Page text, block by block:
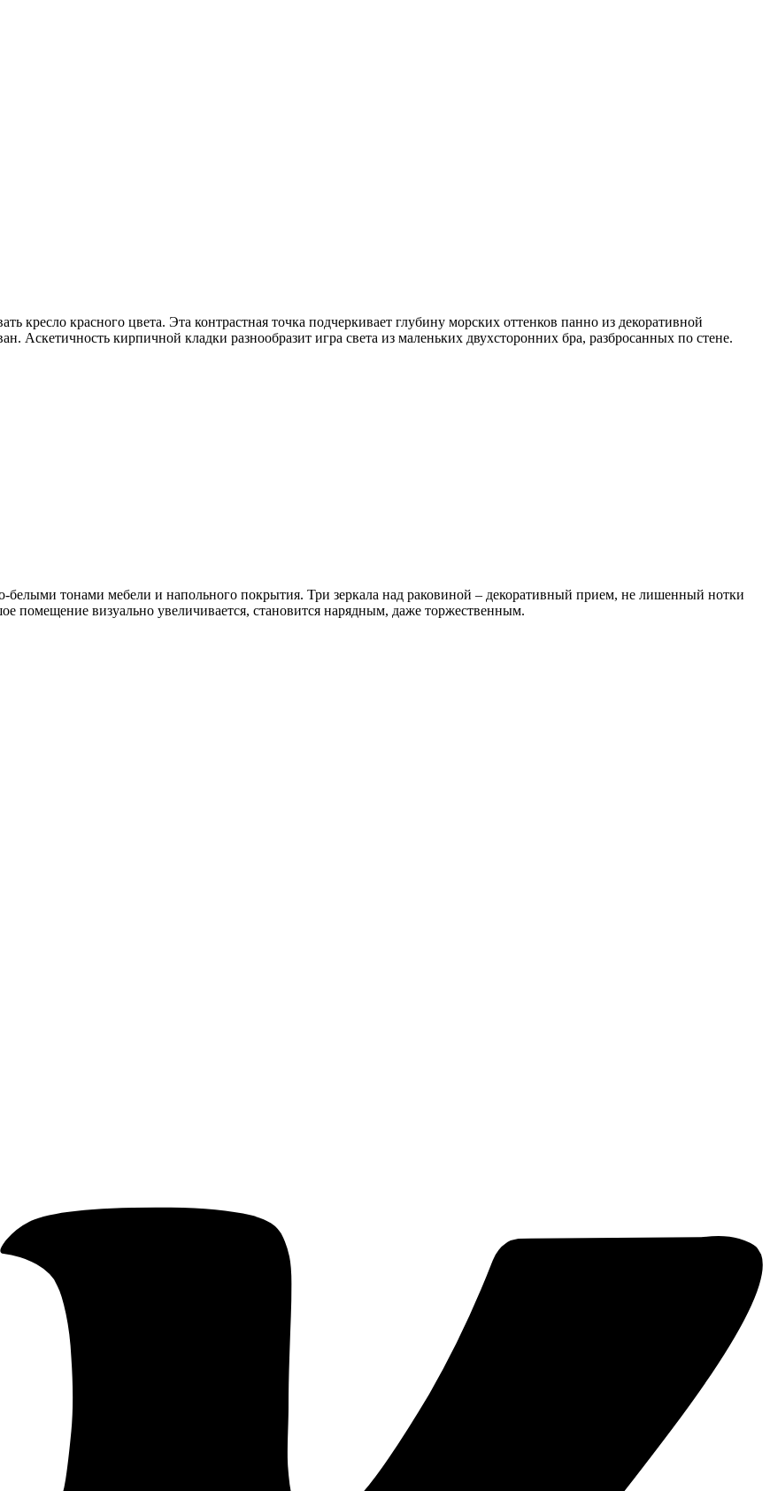
кресло красного цвета. Эта контрастная точка подчеркивает глубину морских оттенков панно из декоративной
Аскетичность кирпичной кладки разнообразит игра света из маленьких двухсторонних бра, разбросанных по стене.
белыми тонами мебели и напольного покрытия. Три зеркала над раковиной – декоративный прием, не лишенный нотки
помещение визуально увеличивается, становится нарядным, даже торжественным.